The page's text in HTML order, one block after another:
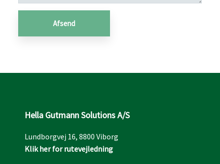
Hella Gutmann Solutions A/S
Lundborgvej 16, 8800 Viborg​
Klik her for rutevejledning